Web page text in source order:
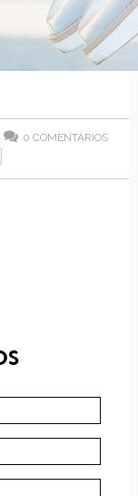
0 COMENTÁRIOS